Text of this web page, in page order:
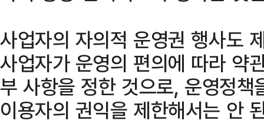
사업자의 자의적 운영권 행사도
사업자가 운영의 편의에 따라 약
부 사항을 정한 것으로, 운영정
이용자의 권익을 제한해서는 안